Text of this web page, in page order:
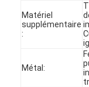
Matériel
supplémentaire
:
Métal: